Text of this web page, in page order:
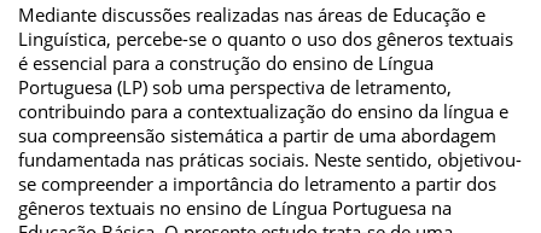
Mediante discussões realizadas nas áreas de Educação e
Linguística, percebe-se o quanto o uso dos gêneros textuais
é essencial para a construção do ensino de Língua
Portuguesa (LP) sob uma perspectiva de letramento,
contribuindo para a contextualização do ensino da língua e
sua compreensão sistemática a partir de uma abordagem
fundamentada nas práticas sociais. Neste sentido, objetivou-
se compreender a importância do letramento a partir dos
gêneros textuais no ensino de Língua Portuguesa na